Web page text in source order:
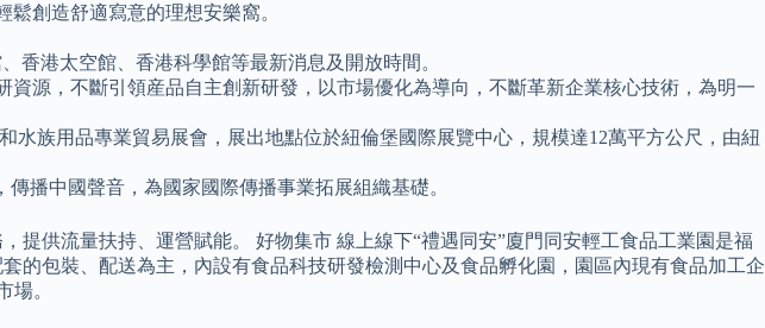
創造舒適寫意的理想安樂窩。
香港太空館、香港科學館等最新消息及開放時間。
源，不斷引領産品自主創新研發，以市場優化為導向，不斷革新企業核心技術，為明一
族用品專業貿易展會，展出地點位於紐倫堡國際展覽中心，規模達12萬平方公尺，由紐
播中國聲音，為國家國際傳播事業拓展組織基礎。
供流量扶持、運營賦能。 好物集市 線上線下“禮遇同安”廈門同安輕工食品工業園是福
的包裝、配送為主，內設有食品科技研發檢測中心及食品孵化園，園區內現有食品加工企
場。